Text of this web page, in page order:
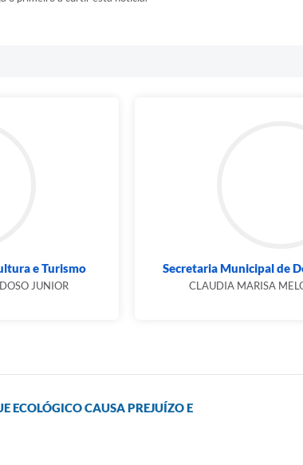
e Turismo
JUNIOR
Secretaria Municipal de
CLAUDIA MARISA
ECOLÓGICO CAUSA PREJUÍZO E